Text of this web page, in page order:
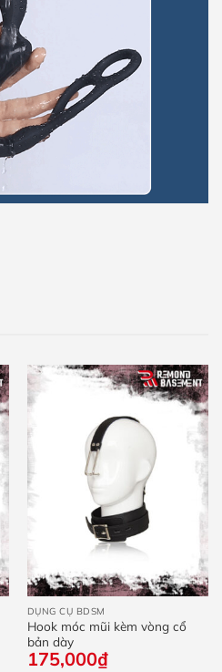
DỤNG CỤ BDSM
Hook móc mũi kèm vòng cổ
bản dày
175,000₫